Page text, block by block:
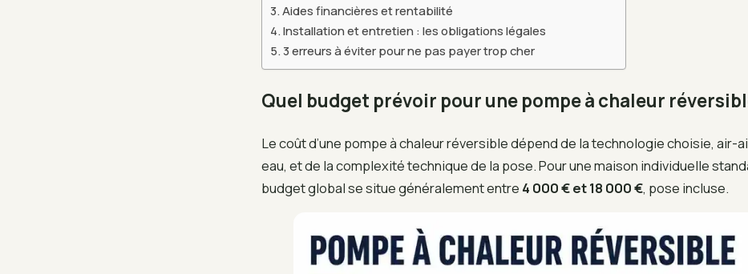
Aides financières et rentabilité
Installation et entretien : les obligations légales
3 erreurs à éviter pour ne pas payer trop cher
Quel budget prévoir pour une pompe à chaleur
Le coût d’une pompe à chaleur réversible dépend de la technologie choisie, air-
eau, et de la complexité technique de la pose. Pour une maison individuelle
budget global se situe généralement entre 4 000 € et 18 000 €, pose incluse.